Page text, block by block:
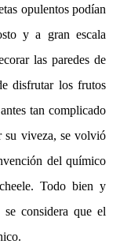
opulentos podían
y a gran escala
las paredes de
disfrutar los frutos
tan complicado
su viveza, se volvió
del químico
Todo bien y
considera que el